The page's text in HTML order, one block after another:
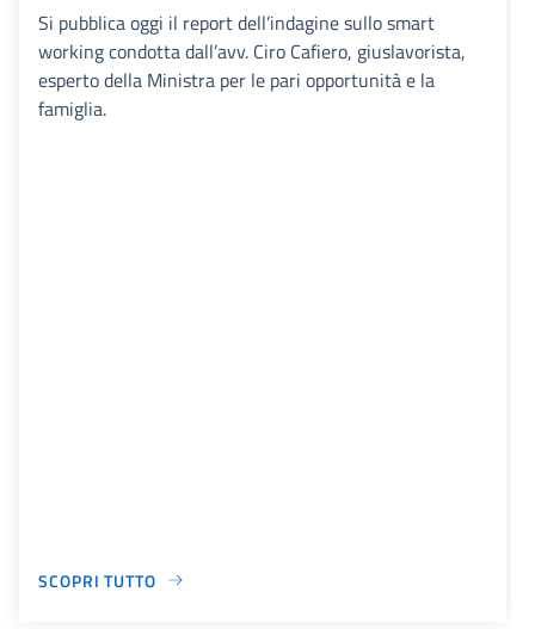
Si pubblica oggi il report dell’indagine sullo smart
working condotta dall’avv. Ciro Cafiero, giuslavorista,
esperto della Ministra per le pari opportunità e la
famiglia.
SCOPRI TUTTO